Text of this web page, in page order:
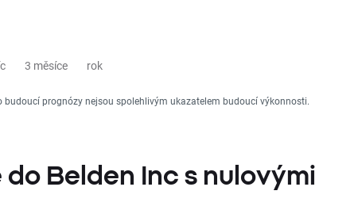
3 měsíce rok
prognózy nejsou spolehlivým ukazatelem budoucí výkonnosti.
do Belden Inc s nulovými